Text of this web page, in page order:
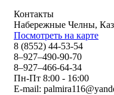
Контакты
Набережные Челны,
Посмотреть на карте
8 (8552) 44-53-54
8–927–490-90-70
8–927–466-64-34
Пн-Пт 8:00 - 16:00
E-mail: